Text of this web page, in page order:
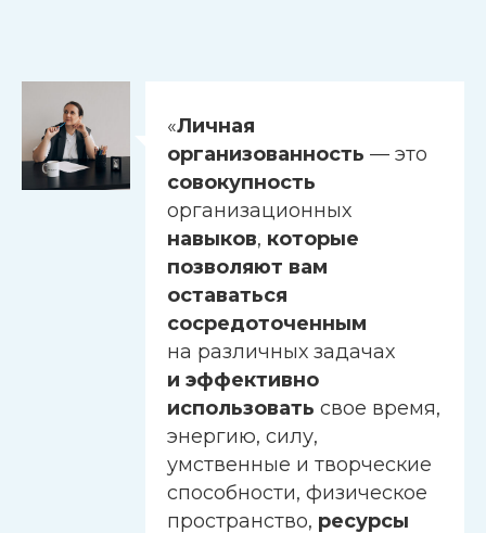
«Личная
организованность — это
совокупность
организационных
навыков, которые
позволяют вам
оставаться
сосредоточенным
на различных задачах
и эффективно
использовать свое время,
энергию, силу,
умственные и творческие
способности, физическое
пространство, ресурсы